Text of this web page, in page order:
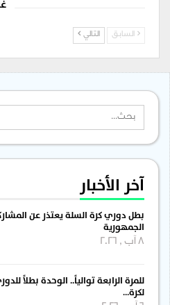
السابق التالي
آخر الأخبار
بطل دوري كرة السلة يعتذر عن
الجمهورية
للمرة الرابعة توالياً.. الوحدة بطلاً
لكرة…